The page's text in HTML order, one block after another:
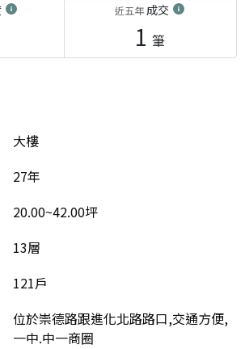
近五年成交
1 筆
大樓
27年
20.00~42.00坪
13層
121戶
位於崇德路跟進化北路路口,交通方便,
一中.中一商圈